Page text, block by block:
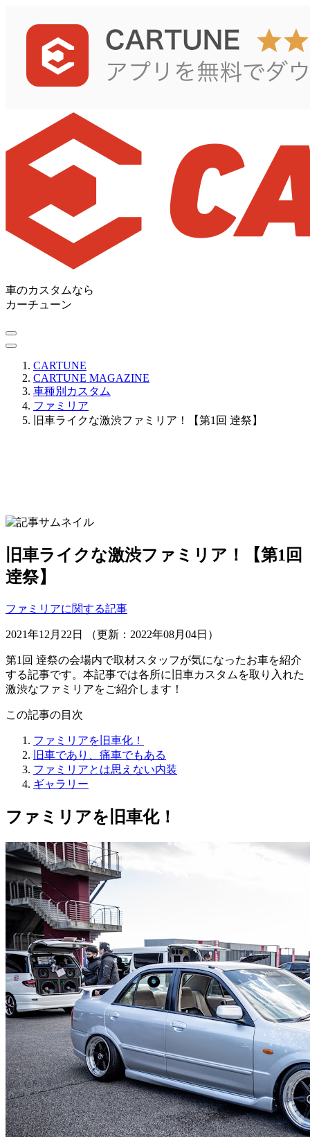
車のカスタムなら
カーチューン
CARTUNE
CARTUNE MAGAZINE
車種別カスタム
ファミリア
旧車ライクな激渋ファミリア！【第1回 逹祭】
旧車ライクな激渋ファミリア！【第1回
逹祭】
ファミリアに関する記事
2021年12月22日 （更新：2022年08月04日）
第1回 逹祭の会場内で取材スタッフが気になったお車を紹介
する記事です。本記事では各所に旧車カスタムを取り入れた
激渋なファミリアをご紹介します！
この記事の目次
ファミリアを旧車化！
旧車であり、痛車でもある
ファミリアとは思えない内装
ギャラリー
ファミリアを旧車化！